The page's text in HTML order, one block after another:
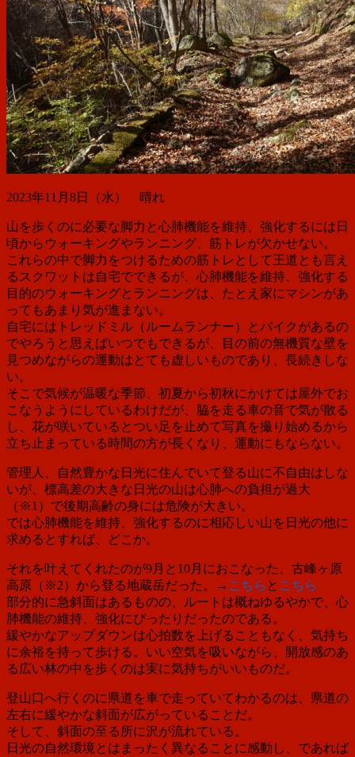
2023年11月8日（水） 晴れ
山を歩くのに必要な脚力と心肺機能を維持、強化するには日
頃からウォーキングやランニング、筋トレが欠かせない。
これらの中で脚力をつけるための筋トレとして王道とも言え
るスクワットは自宅でできるが、心肺機能を維持、強化する
目的のウォーキングとランニングは、たとえ家にマシンがあ
ってもあまり気が進まない。
自宅にはトレッドミル（ルームランナー）とバイクがあるの
でやろうと思えばいつでもできるが、目の前の無機質な壁を
見つめながらの運動はとても虚しいものであり、長続きしな
い。
そこで気候が温暖な季節、初夏から初秋にかけては屋外でお
こなうようにしているわけだが、脇を走る車の音で気が散る
し、花が咲いているとつい足を止めて写真を撮り始めるから
立ち止まっている時間の方が長くなり、運動にもならない。
管理人、自然豊かな日光に住んでいて登る山に不自由はしな
いが、 標高差の大きな日光の山は心肺への負担が過大
（※1）で後期高齢の身には危険が大きい。
では心肺機能を維持、強化するのに相応しい山を日光の他に
求めるとすれば、どこか。
それを叶えてくれたのが9月と10月におこなった、古峰ヶ原
高原（※2）から登る地蔵岳だった。→ こちら と こちら
部分的に急斜面はあるものの、ルートは概ねゆるやかで、心
肺機能の維持、強化にぴったりだったのである。
緩やかなアップダウンは心拍数を上げることもなく、気持ち
に余裕を持って歩ける。いい空気を吸いながら、開放感のあ
る広い林の中を歩くのは実に気持ちがいいものだ。
登山口へ行くのに県道を車で走っていてわかるのは、県道の
左右に緩やかな斜面が広がっていることだ。
そして、斜面の至る所に沢が流れている。
日光の自然環境とはまったく異なることに感動し、であれば